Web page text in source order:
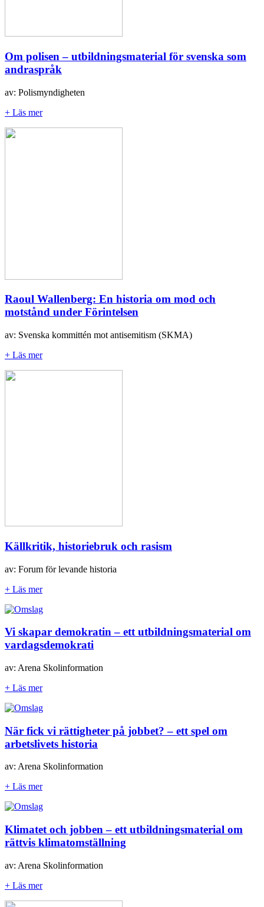
Om polisen – utbildningsmaterial för svenska som
andraspråk
av: Polismyndigheten
+ Läs mer
Raoul Wallenberg: En historia om mod och
motstånd under Förintelsen
av: Svenska kommittén mot antisemitism (SKMA)
+ Läs mer
Källkritik, historiebruk och rasism
av: Forum för levande historia
+ Läs mer
Vi skapar demokratin – ett utbildningsmaterial om
vardagsdemokrati
av: Arena Skolinformation
+ Läs mer
När fick vi rättigheter på jobbet? – ett spel om
arbetslivets historia
av: Arena Skolinformation
+ Läs mer
Klimatet och jobben – ett utbildningsmaterial om
rättvis klimatomställning
av: Arena Skolinformation
+ Läs mer